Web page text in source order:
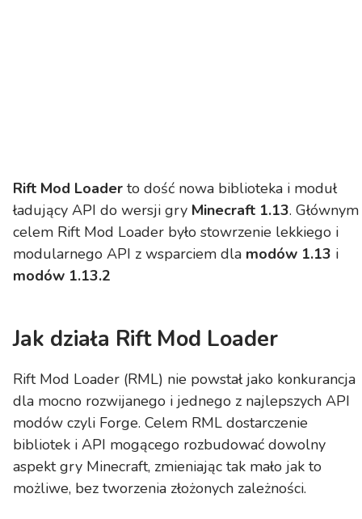
Rift Mod Loader to dość nowa biblioteka i moduł
ładujący API do wersji gry Minecraft 1.13. Głównym
celem Rift Mod Loader było stowrzenie lekkiego i
modularnego API z wsparciem dla modów 1.13 i
modów 1.13.2
Jak działa Rift Mod Loader
Rift Mod Loader (RML) nie powstał jako konkurancja
dla mocno rozwijanego i jednego z najlepszych API
modów czyli Forge. Celem RML dostarczenie
bibliotek i API mogącego rozbudować dowolny
aspekt gry Minecraft, zmieniając tak mało jak to
możliwe, bez tworzenia złożonych zależności.